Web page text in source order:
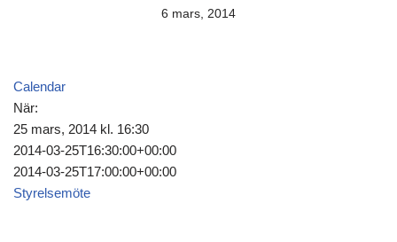
6 mars, 2014
Calendar
När:
25 mars, 2014 kl. 16:30
2014-03-25T16:30:00+00:00
2014-03-25T17:00:00+00:00
Styrelsemöte